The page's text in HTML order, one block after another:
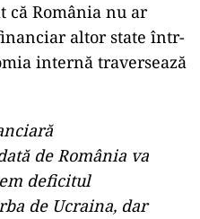
că România nu ar
altor state într-
internă traversează
de România va
deficitul
de Ucraina, dar